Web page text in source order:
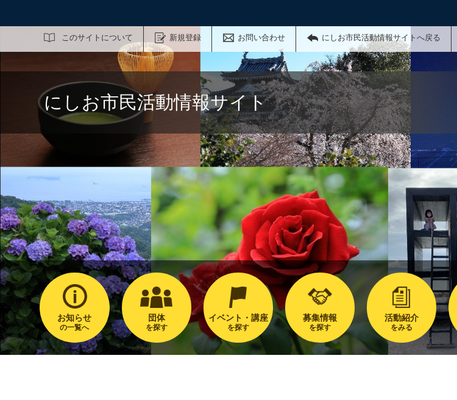
このサイトについて 新規登録 お問い合わせ にしお市民活動情報サイトへ戻る
サイト内検索
にしお市民活動情報サイト
お知らせ
の一覧へ
団体
を探す
イベント・講座
を探す
募集情報
を探す
活動紹介
をみる